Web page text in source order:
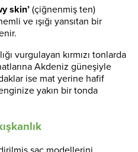
skin’ (çiğnenmiş ten)
ve ışığı yansıtan bir
vurgulayan kırmızı tonlarda
Akdeniz güneşiyle
ise mat yerine hafif
yakın bir tonda